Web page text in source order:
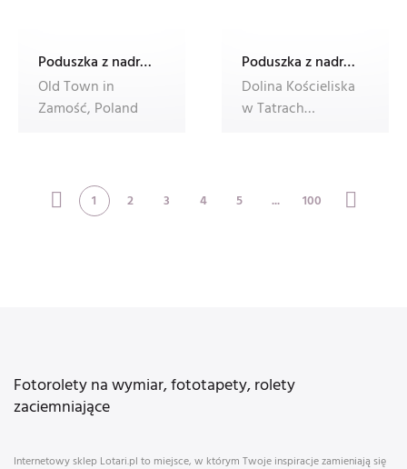
Poduszka z nadrukiem Dec'n'Roll, ze zdjęciem, foto poduszka
Old Town in
Zamość, Poland
Poduszka z nadrukiem Dec'n'Roll, ze zdjęciem, foto poduszka
Dolina Kościeliska
w Tatrach
1 2 3 4 5 ... 100
Fotorolety na wymiar, fototapety, rolety
zaciemniające
Internetowy sklep Lotari.pl to miejsce, w którym Twoje inspiracje zamieniają się